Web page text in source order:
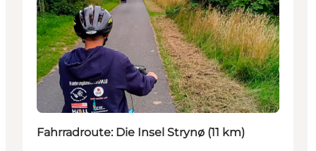
Fahrradroute: Die Insel Strynø (11 km)